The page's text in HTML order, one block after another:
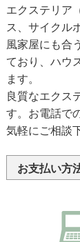
エクステリア
ス、サイクル
風家屋にも合
ており、ハウ
ます。
良質なエクス
す。お電話で
気軽にご相談
お支払い方